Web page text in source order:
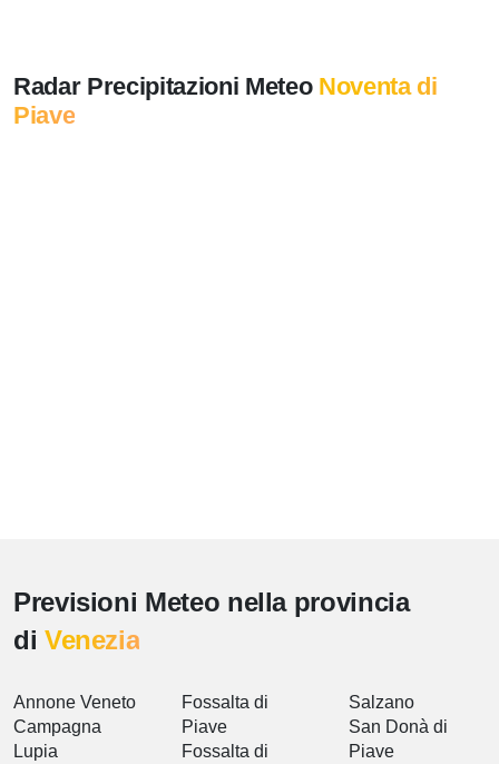
Radar Precipitazioni Meteo Noventa di
Piave
Previsioni Meteo nella provincia
di Venezia
Annone Veneto
Campagna
Lupia
Fossalta di
Piave
Fossalta di
Salzano
San Donà di
Piave